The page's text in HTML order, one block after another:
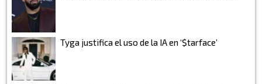
Tyga justifica el uso de la IA en ‘$tarface’